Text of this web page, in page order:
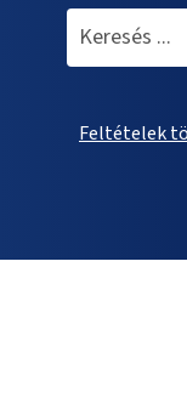
Feltételek